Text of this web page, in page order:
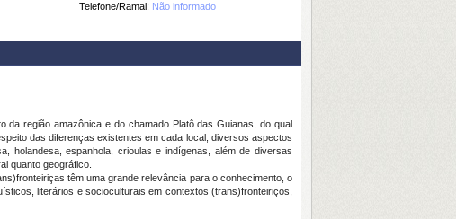
Telefone/Ramal: Não informado
da região amazônica e do chamado Platô das Guianas, do qual
das diferenças existentes em cada local, diversos aspectos
holandesa, espanhola, crioulas e indígenas, além de diversas
quanto geográfico.
têm uma grande relevância para o conhecimento, o
literários e socioculturais em contextos (trans)fronteiriços,